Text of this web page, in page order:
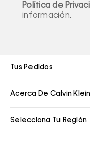
Política de
información.
Tus Pedidos
Acerca De Calvin Klein
Selecciona Tu Región